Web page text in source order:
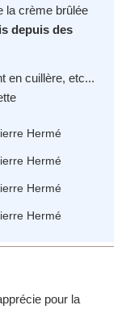
la crème brûlée
depuis des
en cuillère, etc...
pour la